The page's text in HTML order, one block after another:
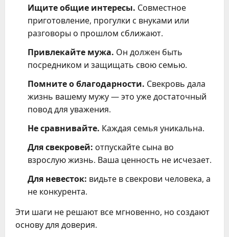
Ищите общие интересы. Совместное
приготовление, прогулки с внуками или
разговоры о прошлом сближают.
Привлекайте мужа. Он должен быть
посредником и защищать свою семью.
Помните о благодарности. Свекровь дала
жизнь вашему мужу — это уже достаточный
повод для уважения.
Не сравнивайте. Каждая семья уникальна.
Для свекровей: отпускайте сына во
взрослую жизнь. Ваша ценность не исчезает.
Для невесток: видьте в свекрови человека, а
не конкурента.
Эти шаги не решают все мгновенно, но создают
основу для доверия.